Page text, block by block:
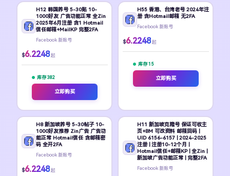
H12 韩国养号 5-30贴 10-
1000好友 广告功能正常 全Zin
2025年6月注册 含1 Hotmail
信任邮箱+MailKP 完整2FA
Facebook 新账号
$6.2248 起
库存 382
立即购买
H55 香港、台湾老号 2024年注
册 含Hotmail邮箱 无2FA
Facebook 新账号
$6.2248 起
库存 15
立即购买
H8 新加坡养号 5-30帖子 10-
1000好友推荐 Zin广告 广告功
能正常 Hotmail信任 含邮箱密
码 全开2FA
Facebook 新账号
$6.2248 起
H11 新加坡克隆号 保证可收主
页+BM 可改资料 邮箱回码 |
UID 6156-6157 | 2024-2025
注册 | 注册10-12个月 |
Hotmail信任+邮箱KP | 全Zin |
新加坡广告功能正常 | 完整2FA
Facebook 新账号